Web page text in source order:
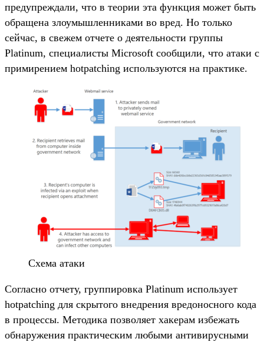
предупреждали, что в теории эта функция может быть
обращена злоумышленниками во вред. Но только
сейчас, в свежем отчете о деятельности группы
Platinum, специалисты Microsoft сообщили, что атаки с
примирением hotpatching используются на практике.
Схема атаки
Согласно отчету, группировка Platinum использует
hotpatching для скрытого внедрения вредоносного кода
в процессы. Методика позволяет хакерам избежать
обнаружения практическим любыми антивирусными